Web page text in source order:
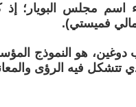
اسم مجلس البويار؛ إذ
فميستي).
هو النموذج
تتشكل فيه الرؤى